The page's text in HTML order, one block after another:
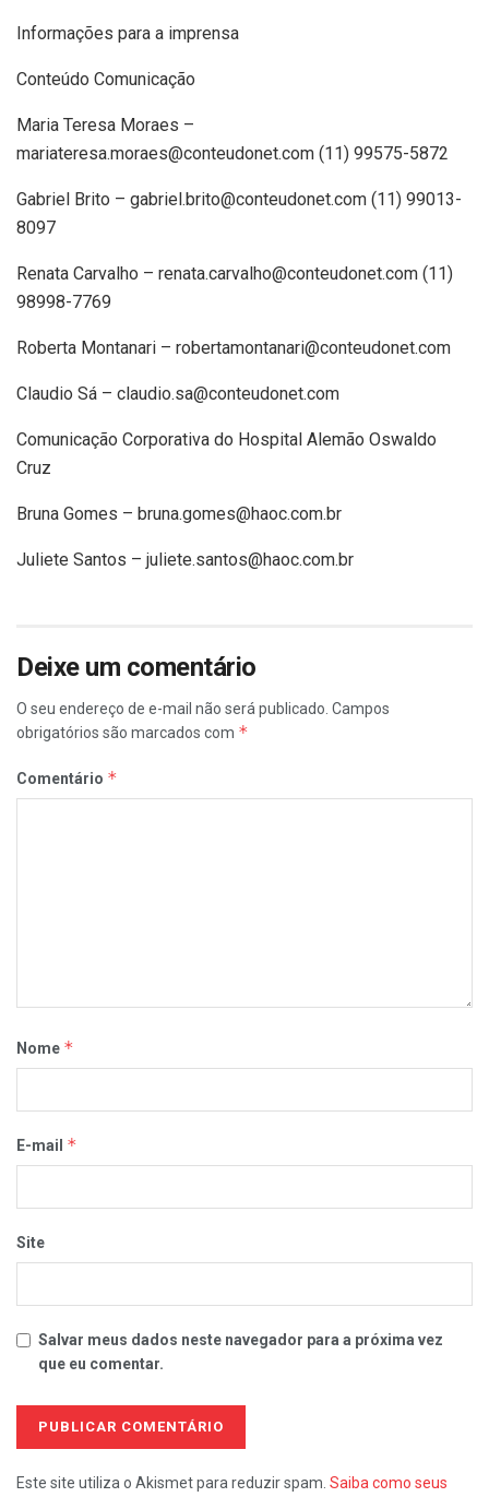
Informações para a imprensa
Conteúdo Comunicação
Maria Teresa Moraes –
mariateresa.moraes@conteudonet.com (11) 99575-5872
Gabriel Brito – gabriel.brito@conteudonet.com (11) 99013-
8097
Renata Carvalho – renata.carvalho@conteudonet.com (11)
98998-7769
Roberta Montanari – robertamontanari@conteudonet.com
Claudio Sá – claudio.sa@conteudonet.com
Comunicação Corporativa do Hospital Alemão Oswaldo
Cruz
Bruna Gomes – bruna.gomes@haoc.com.br
Juliete Santos – juliete.santos@haoc.com.br
Deixe um comentário
O seu endereço de e-mail não será publicado. Campos
obrigatórios são marcados com *
Comentário *
Nome *
E-mail *
Site
Salvar meus dados neste navegador para a próxima vez
que eu comentar.
Este site utiliza o Akismet para reduzir spam. Saiba como seus